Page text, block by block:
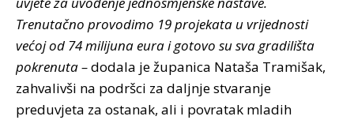
Trenutačno provodimo 19 projekata u vrijednosti
većoj od 74 milijuna eura i gotovo su sva gradilišta
pokrenuta –dodala je županica Nataša Tramišak,
zahvalivši na podršci za daljnje stvaranje
preduvjeta za ostanak, ali i povratak mladih